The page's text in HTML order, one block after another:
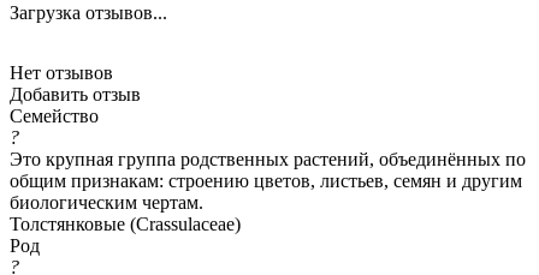
Загрузка отзывов...
Нет отзывов
Добавить отзыв
Семейство
?
Это крупная группа родственных растений, объединённых по
общим признакам: строению цветов, листьев, семян и другим
биологическим чертам.
Толстянковые (Crassulaceae)
Род
?